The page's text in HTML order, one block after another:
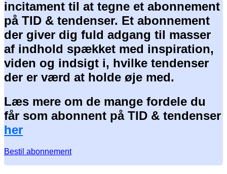
incitament til at tegne et abonnement
på TID & tendenser. Et abonnement
der giver dig fuld adgang til masser
af indhold spækket med inspiration,
viden og indsigt i, hvilke tendenser
der er værd at holde øje med.
Læs mere om de mange fordele du
får som abonnent på TID & tendenser
her
Bestil abonnement